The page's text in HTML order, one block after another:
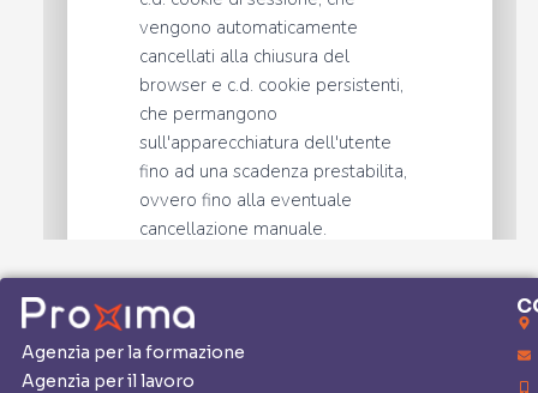
Agenzia per la formazione
Agenzia per il lavoro